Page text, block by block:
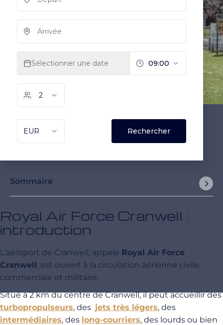
Sommaire
Royal Air Force Cranwell :
introduction
L’aéroport de Cranwell, appelé Royal Air Force
Cranwell, est ouvert à la circulation aérienne civile,
commerciale et militaire.
Situé à 2 km du centre de Cranwell, il peut accueillir des
turbopropulseurs, des jets très légers, des
intermédiaires, des long-courriers, des lourds ou bien